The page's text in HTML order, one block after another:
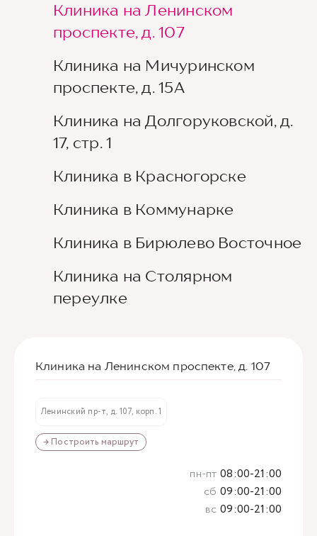
Клиника на Ленинском
проспекте, д. 107
Клиника на Мичуринском
проспекте, д. 15А
Клиника на Долгоруковской, д.
17, стр. 1
Клиника в Красногорске
Клиника в Коммунарке
Клиника в Бирюлево Восточное
Клиника на Столярном
переулке
Клиника на Ленинском проспекте, д. 107
Ленинский пр-т, д. 107, корп. 1
→ Построить маршрут
пн-пт 08:00-21:00
сб 09:00-21:00
вс 09:00-21:00